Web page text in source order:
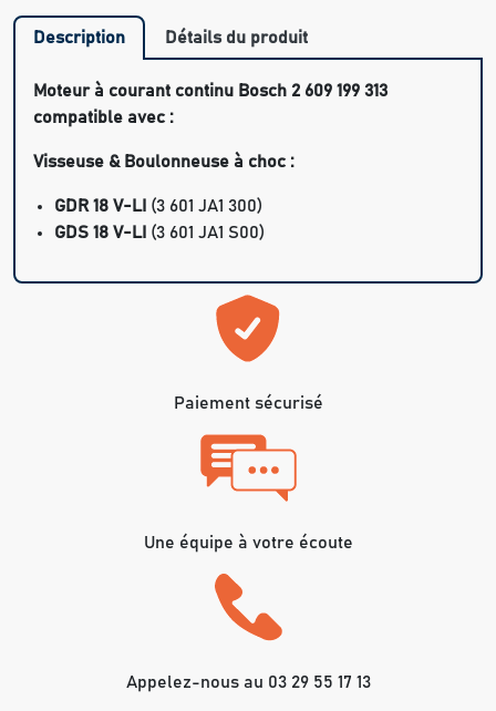
Description Détails du produit
Moteur à courant continu Bosch 2 609 199 313
compatible avec :
Visseuse & Boulonneuse à choc :
GDR 18 V-LI (3 601 JA1 300)
GDS 18 V-LI (3 601 JA1 S00)
Paiement sécurisé
Une équipe à votre écoute
Appelez-nous au 03 29 55 17 13